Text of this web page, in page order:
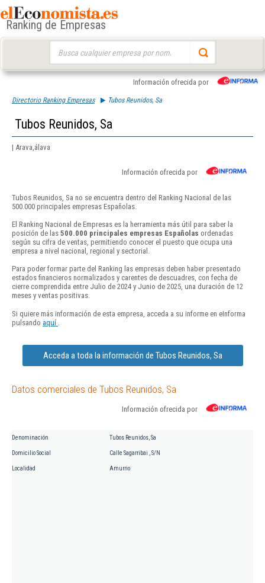
Ranking de Empresas
Información ofrecida por
Directorio Ranking Empresas Tubos Reunidos, Sa
Tubos Reunidos, Sa
| Arava,álava
Información ofrecida por
Tubos Reunidos, Sa no se encuentra dentro del Ranking Nacional de las
500.000 principales empresas Españolas.
El Ranking Nacional de Empresas es la herramienta más útil para saber la
posición de las 500.000 principales empresas Españolas ordenadas
según su cifra de ventas, permitiendo conocer el puesto que ocupa una
empresa a nivel nacional, regional y sectorial.
Para poder formar parte del Ranking las empresas deben haber presentado
estados financieros normalizados y carentes de descuadres, con fecha de
cierre comprendida entre Julio de 2024 y Junio de 2025, una duración de 12
meses y ventas positivas.
Si quiere más información de esta empresa, acceda a su informe en eInforma
pulsando aquí
Acceda a toda la información de Tubos Reunidos, Sa
Datos comerciales de Tubos Reunidos, Sa
Información ofrecida por
Denominación Tubos Reunidos, Sa
Domicilio Social Calle Sagarribai , S/N
Localidad Amurrio